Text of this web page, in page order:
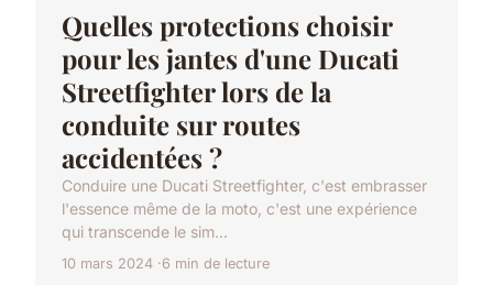
Quelles protections choisir
pour les jantes d'une Ducati
Streetfighter lors de la
conduite sur routes
accidentées ?
Conduire une Ducati Streetfighter, c'est embrasser
l'essence même de la moto, c'est une expérience
qui transcende le sim...
10 mars 2024 6 min de lecture